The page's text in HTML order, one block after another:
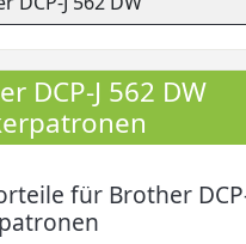
DCP-J 562 DW
für Brother